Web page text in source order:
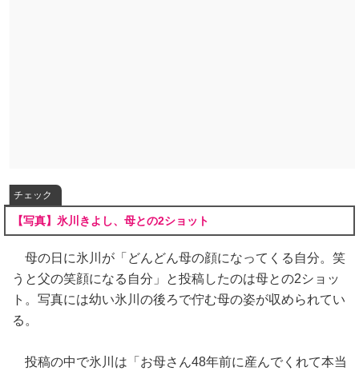
チェック
【写真】氷川きよし、母との2ショット
母の日に氷川が「どんどん母の顔になってくる自分。笑
うと父の笑顔になる自分」と投稿したのは母との2ショッ
ト。写真には幼い氷川の後ろで佇む母の姿が収められてい
る。
投稿の中で氷川は「お母さん48年前に産んでくれて本当